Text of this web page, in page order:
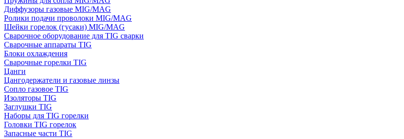
Диффузоры газовые MIG/MAG
Ролики подачи проволоки MIG/MAG
Шейки горелок (гусаки) MIG/MAG
Сварочное оборудование для TIG сварки
Сварочные аппараты TIG
Блоки охлаждения
Сварочные горелки TIG
Цанги
Цангодержатели и газовые линзы
Сопло газовое TIG
Изоляторы TIG
Заглушки TIG
Наборы для TIG горелки
Головки TIG горелок
Запасные части TIG